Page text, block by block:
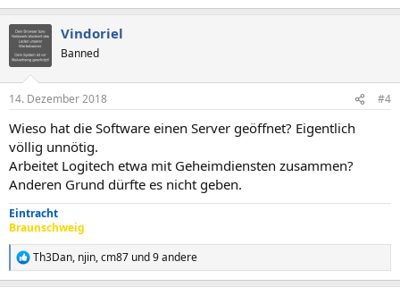
Vindoriel
Banned
14. Dezember 2018 #4
Wieso hat die Software einen Server geöffnet? Eigentlich
völlig unnötig.
Arbeitet Logitech etwa mit Geheimdiensten zusammen?
Anderen Grund dürfte es nicht geben.
Eintracht
Braunschweig
R
e
Th3Dan, njin,cm87 und 9 andere